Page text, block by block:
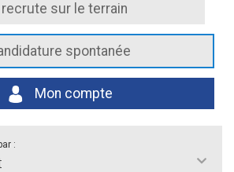
recrute sur le terrain
spontanée
Mon compte
: